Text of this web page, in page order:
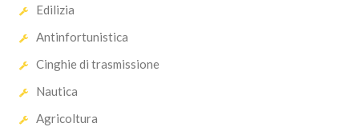
Edilizia
Antinfortunistica
Cinghie di trasmissione
Nautica
Agricoltura